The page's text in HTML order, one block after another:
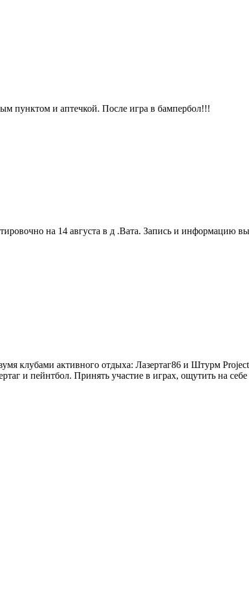
пунктом и аптечкой. После игра в бампербол!!!
на 14 августа в д .Вата. Запись и информацию
клубами активного отдыха: Лазертаг86 и Штурм
и пейнтбол. Принять участие в играх, ощутить на